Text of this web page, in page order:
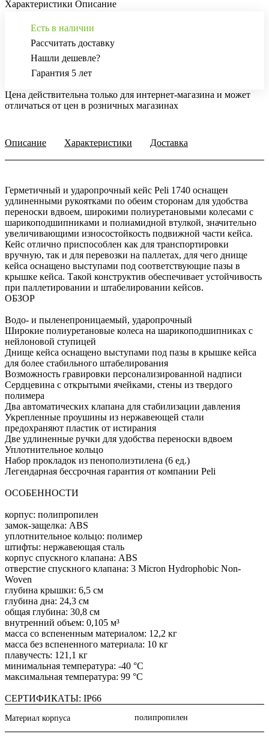
Характеристики Описание
Есть в наличии
Рассчитать доставку
Нашли дешевле?
Гарантия 5 лет
Цена действительна только для интернет-магазина и может
отличаться от цен в розничных магазинах
Описание Характеристики Доставка
Герметичный и ударопрочный кейс Peli 1740 оснащен
удлиненными рукоятками по обеим сторонам для удобства
переноски вдвоем, широкими полиуретановыми колесами с
шарикоподшипниками и полиамидной втулкой, значительно
увеличивающими износостойкость подвижной части кейса.
Кейс отлично приспособлен как для транспортировки
вручную, так и для перевозки на паллетах, для чего днище
кейса оснащено выступами под соответствующие пазы в
крышке кейса. Такой конструктив обеспечивает устойчивость
при паллетировании и штабелировании кейсов.
ОБЗОР
Водо- и пыленепроницаемый, ударопрочный
Широкие полиуретановые колеса на шарикоподшипниках с
нейлоновой ступицей
Днище кейса оснащено выступами под пазы в крышке кейса
для более стабильного штабелирования
Возможность гравировки персонализированной надписи
Сердцевина с открытыми ячейками, стены из твердого
полимера
Два автоматических клапана для стабилизации давления
Укрепленные проушины из нержавеющей стали
предохраняют пластик от истирания
Две удлиненные ручки для удобства переноски вдвоем
Уплотнительное кольцо
Набор прокладок из пенополиэтилена (6 ед.)
Легендарная бессрочная гарантия от компании Peli
ОСОБЕННОСТИ
корпус: полипропилен
замок-защелка: ABS
уплотнительное кольцо: полимер
штифты: нержавеющая сталь
корпус спускного клапана: ABS
отверстие спускного клапана: 3 Micron Hydrophobic Non-
Woven
глубина крышки: 6,5 см
глубина дна: 24,3 см
общая глубина: 30,8 см
внутренний объем: 0,105 м³
масса со вспененным материалом: 12,2 кг
масса без вспененного материала: 10 кг
плавучесть: 121,1 кг
минимальная температура: -40 °C
максимальная температура: 99 °C
СЕРТИФИКАТЫ: IP66
Материал корпуса полипропилен